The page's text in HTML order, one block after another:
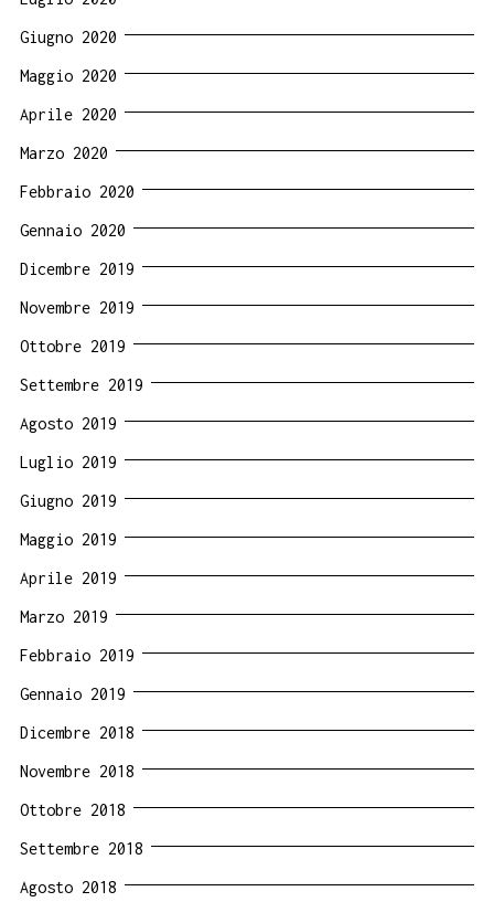
Giugno 2020
Maggio 2020
Aprile 2020
Marzo 2020
Febbraio 2020
Gennaio 2020
Dicembre 2019
Novembre 2019
Ottobre 2019
Settembre 2019
Agosto 2019
Luglio 2019
Giugno 2019
Maggio 2019
Aprile 2019
Marzo 2019
Febbraio 2019
Gennaio 2019
Dicembre 2018
Novembre 2018
Ottobre 2018
Settembre 2018
Agosto 2018